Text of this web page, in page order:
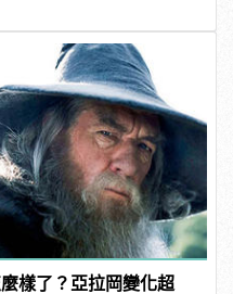
樣了？亞拉岡變化超